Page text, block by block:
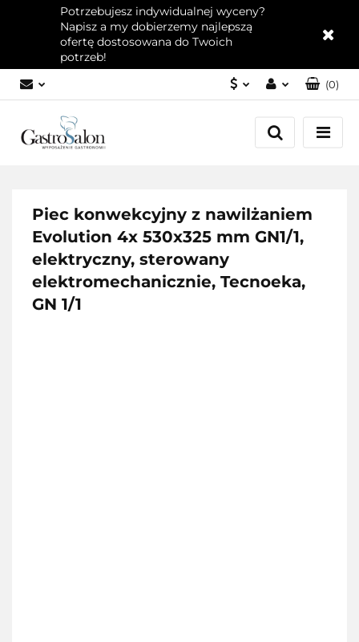
Potrzebujesz indywidualnej wyceny?
Napisz a my dobierzemy najlepszą
ofertę dostosowana do Twoich
potrzeb!
Zaloguj się
Załóż konto
(0)
Piec konwekcyjny z nawilżaniem
Evolution 4x 530x325 mm GN1/1,
elektryczny, sterowany
elektromechanicznie, Tecnoeka,
GN 1/1